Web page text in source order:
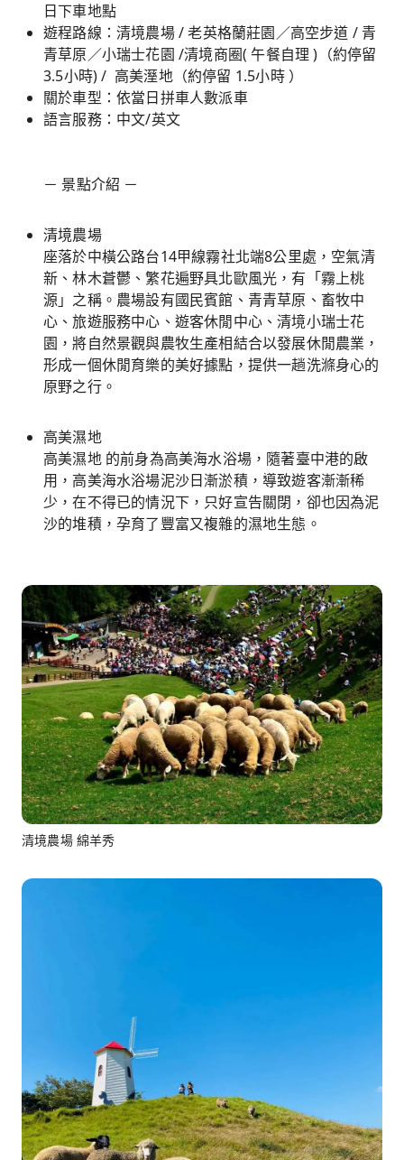
日下車地點
遊程路線：清境農場 / 老英格蘭莊園／高空步道 / 青
青草原／小瑞士花園 /清境商圈( 午餐自理 )（約停留
3.5小時) / 高美溼地（約停留 1.5小時 ）
關於車型：依當日拼車人數派車
語言服務：中文/英文
－ 景點介紹 －
清境農場
座落於中橫公路台14甲線霧社北端8公里處，空氣清
新、林木蒼鬱、繁花遍野具北歐風光，有「霧上桃
源」之稱。農場設有國民賓館、青青草原、畜牧中
心、旅遊服務中心、遊客休閒中心、清境小瑞士花
園，將自然景觀與農牧生產相結合以發展休閒農業，
形成一個休閒育樂的美好據點，提供一趟洗滌身心的
原野之行。
高美濕地
高美濕地 的前身為高美海水浴場，隨著臺中港的啟
用，高美海水浴場泥沙日漸淤積，導致遊客漸漸稀
少，在不得已的情況下，只好宣告關閉，卻也因為泥
沙的堆積，孕育了豐富又複雜的濕地生態。
清境農場 綿羊秀